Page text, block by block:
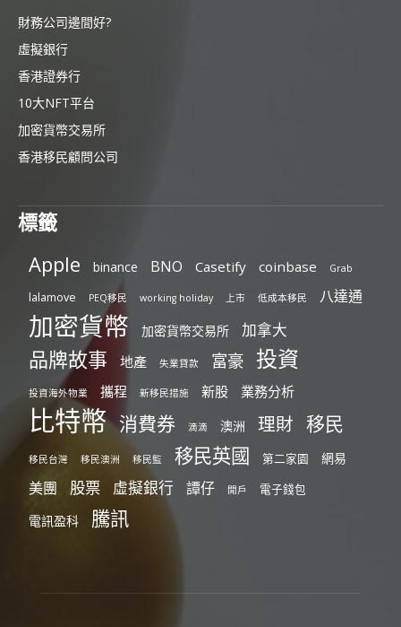
財務公司邊間好?
虛擬銀行
香港證券行
10大NFT平台
加密貨幣交易所
香港移民顧問公司
標籤
Apple binance BNO Casetify coinbase Grab
lalamove PEQ移民 working holiday 上市 低成本移民 八達通
加密貨幣 加密貨幣交易所 加拿大
品牌故事 地產 失業貸款 富豪 投資
投資海外物業 攜程 新移民措施 新股 業務分析
比特幣 消費券 滴滴 澳洲 理財 移民
移民台灣 移民澳洲 移民監 移民英國 第二家園 網易
美團 股票 虛擬銀行 譚仔 開戶 電子錢包
電訊盈科 騰訊